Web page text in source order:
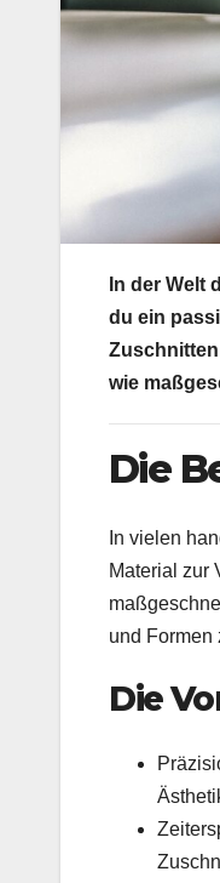
In der Welt
du ein
wie
Die
In vielen
Material zur
und Formen
Die